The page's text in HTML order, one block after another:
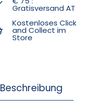
Gratisversand AT
Kostenloses Click
and Collect im
Store
Beschreibung